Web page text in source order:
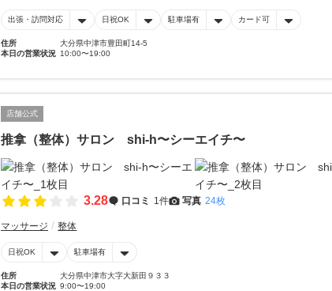
出張・訪問対応 日祝OK 駐車場有 カード可
住所
大分県中津市豊田町14-5
本日の営業状況 10:00〜19:00
店舗公式
推拿（整体）サロン shi-h〜シーエイチ〜
3.28 口コミ 1件 写真 24枚
マッサージ 整体
日祝OK 駐車場有
住所
大分県中津市大字大新田９３３
本日の営業状況 9:00〜19:00